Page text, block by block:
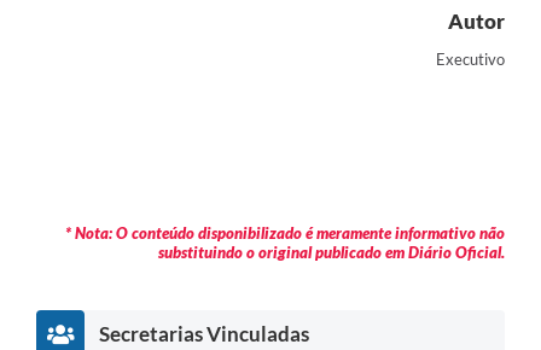
Autor
Executivo
* Nota: O conteúdo disponibilizado é meramente informativo não
substituindo o original publicado em Diário Oficial.
Secretarias Vinculadas